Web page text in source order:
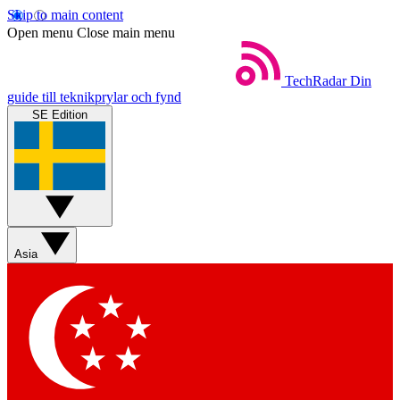
Skip to main content
Open menu Close main menu
TechRadar Din
guide till teknikprylar och fynd
SE Edition
Asia